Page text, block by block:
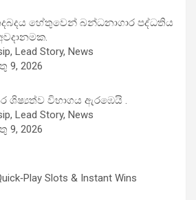
හේතුවෙන් බන්ධනාගාර පද්ධතිය
Lead Story, News
9, 2026
ශිෂ්‍යත්ව විභාගය ඇරඹෙයි .
Lead Story, News
9, 2026
Slots & Instant Wins